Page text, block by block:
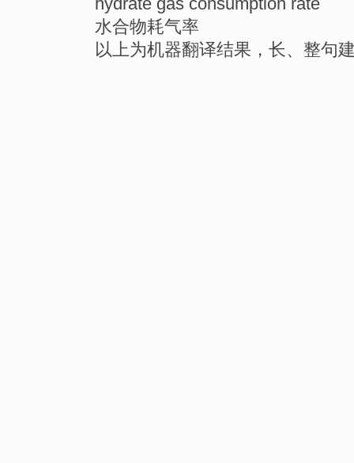
水合物耗气率
以上为机器翻译结果，长、整句